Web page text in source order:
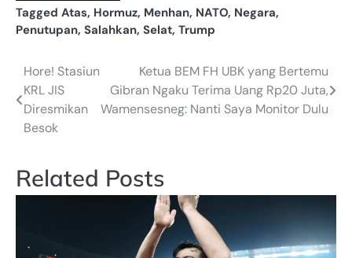
Tagged Atas, Hormuz, Menhan, NATO, Negara,
Penutupan, Salahkan, Selat, Trump
Navigasi
pos
Hore! Stasiun
KRL JIS
Diresmikan
Besok
Ketua BEM FH UBK yang Bertemu
Gibran Ngaku Terima Uang Rp20 Juta,
Wamensesneg: Nanti Saya Monitor Dulu
Related Posts